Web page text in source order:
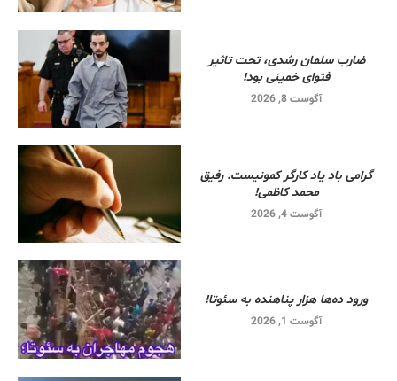
ضارب سلمان رشدی، تحت تاثیر
فتوای خمینی بود!
آگوست 8, 2026
گرامی باد یاد کارگر کمونیست. رفیق
محمد کاظمی!
آگوست 4, 2026
ورود ده‌ها هزار پناهنده به سئوتا!
آگوست 1, 2026